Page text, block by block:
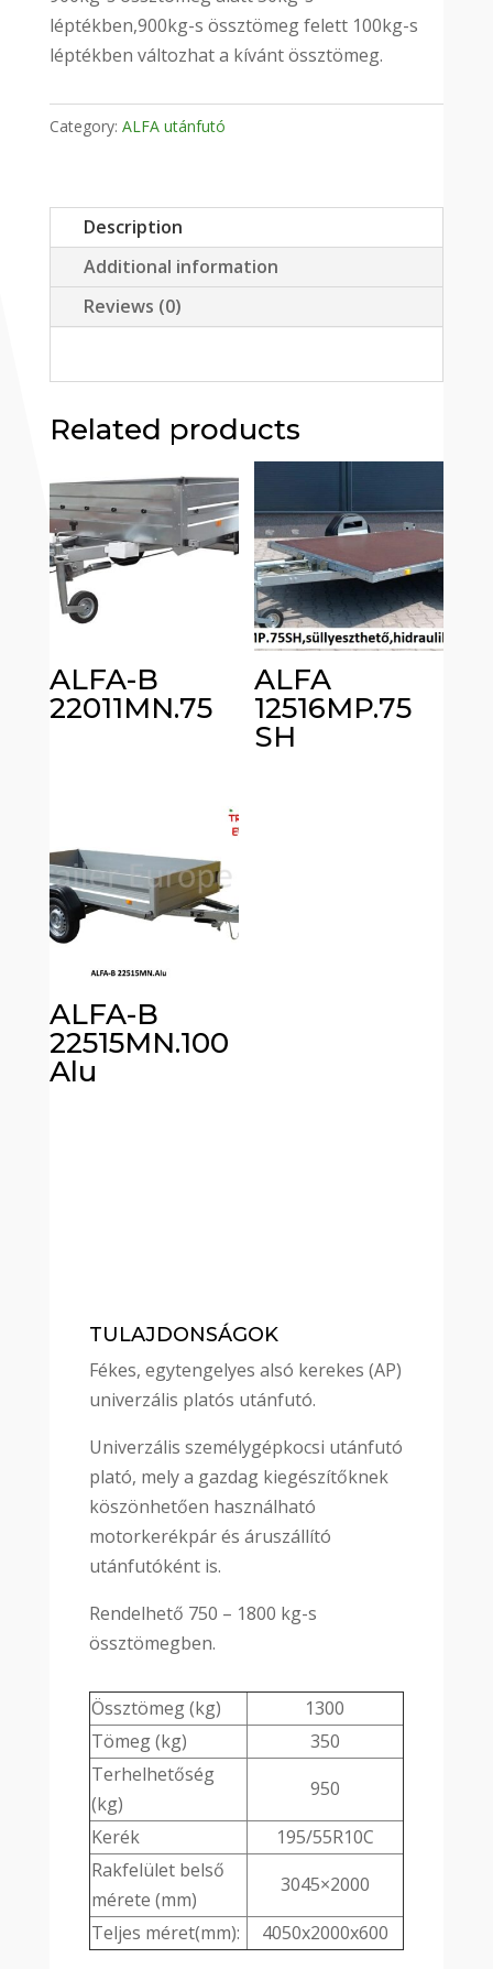
léptékben,900kg-s össztömeg felett 100kg-s
léptékben változhat a kívánt össztömeg.
Category: ALFA utánfutó
Description
Additional information
Reviews (0)
Related products
ALFA-B
22011MN.75
ALFA
12516MP.75
SH
ALFA-B
22515MN.100
Alu
TULAJDONSÁGOK
Fékes, egytengelyes alsó kerekes (AP)
univerzális platós utánfutó.
Univerzális személygépkocsi utánfutó
plató, mely a gazdag kiegészítőknek
köszönhetően használható
motorkerékpár és áruszállító
utánfutóként is.
Rendelhető 750 – 1800 kg-s
össztömegben.
Össztömeg (kg)
1300
Tömeg (kg)
350
Terhelhetőség
(kg)
950
Kerék
195/55R10C
Rakfelület belső
mérete (mm)
3045×2000
Teljes méret(mm):
4050x2000x600